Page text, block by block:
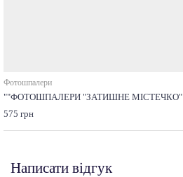
Фотошпалери
""ФОТОШПАЛЕРИ "ЗАТИШНЕ МІСТЕЧКО"
575 грн
Написати відгук